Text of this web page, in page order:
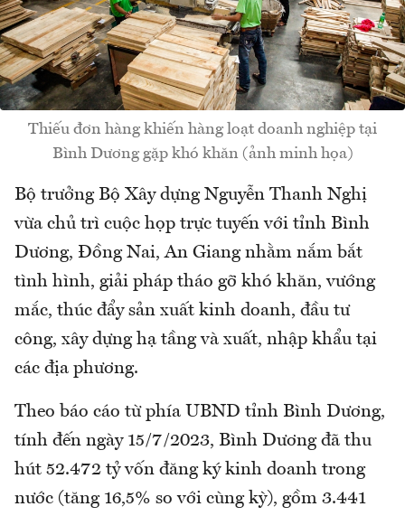
Thiếu đơn hàng khiến hàng loạt doanh nghiệp tại
Bình Dương gặp khó khăn (ảnh minh họa)
Bộ trưởng Bộ Xây dựng Nguyễn Thanh Nghị
vừa chủ trì cuộc họp trực tuyến với tỉnh Bình
Dương, Đồng Nai, An Giang nhằm nắm bắt
tình hình, giải pháp tháo gỡ khó khăn, vướng
mắc, thúc đẩy sản xuất kinh doanh, đầu tư
công, xây dựng hạ tầng và xuất, nhập khẩu tại
các địa phương.
Theo báo cáo từ phía UBND tỉnh Bình Dương,
tính đến ngày 15/7/2023, Bình Dương đã thu
hút 52.472 tỷ vốn đăng ký kinh doanh trong
nước (tăng 16,5% so với cùng kỳ), gồm 3.441